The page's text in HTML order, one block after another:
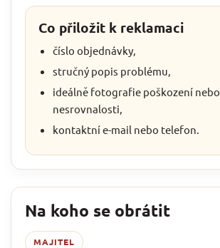
Co přiložit k reklamaci
číslo objednávky,
stručný popis problému,
ideálně fotografie poškození nebo
nesrovnalosti,
kontaktní e-mail nebo telefon.
Na koho se obrátit
MAJITEL